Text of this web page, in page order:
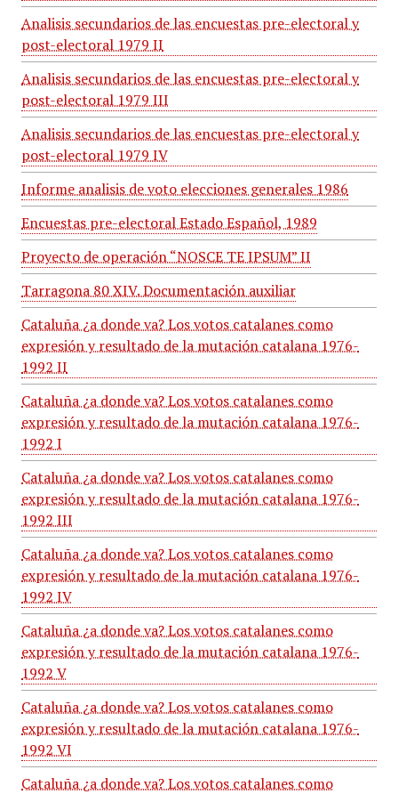
Analisis secundarios de las encuestas pre-electoral y
post-electoral 1979 II
Analisis secundarios de las encuestas pre-electoral y
post-electoral 1979 III
Analisis secundarios de las encuestas pre-electoral y
post-electoral 1979 IV
Informe analisis de voto elecciones generales 1986
Encuestas pre-electoral Estado Español, 1989
Proyecto de operación “NOSCE TE IPSUM” II
Tarragona 80 XIV. Documentación auxiliar
Cataluña ¿a donde va? Los votos catalanes como
expresión y resultado de la mutación catalana 1976-
1992 II
Cataluña ¿a donde va? Los votos catalanes como
expresión y resultado de la mutación catalana 1976-
1992 I
Cataluña ¿a donde va? Los votos catalanes como
expresión y resultado de la mutación catalana 1976-
1992 III
Cataluña ¿a donde va? Los votos catalanes como
expresión y resultado de la mutación catalana 1976-
1992 IV
Cataluña ¿a donde va? Los votos catalanes como
expresión y resultado de la mutación catalana 1976-
1992 V
Cataluña ¿a donde va? Los votos catalanes como
expresión y resultado de la mutación catalana 1976-
1992 VI
Cataluña ¿a donde va? Los votos catalanes como